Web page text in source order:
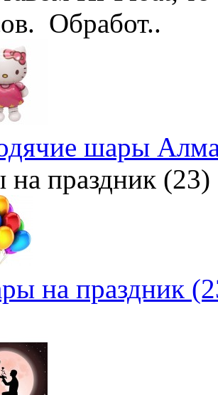
Обработ..
шары
праздник (23)
на праздник